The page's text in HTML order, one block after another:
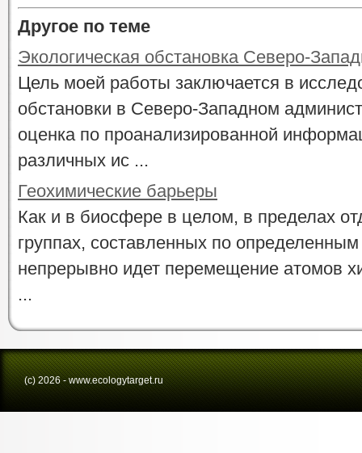
Другое по теме
Экологическая обстановка Северо-
Цель моей работы заключается в
обстановки в Северо-Западном
оценка по проанализированной
различных ис ...
Геохимические барьеры
Как и в биосфере в целом, в пределах
группах, составленных по
непрерывно идет перемещение атомов
...
(с) 2026 - www.ecologytarget.ru